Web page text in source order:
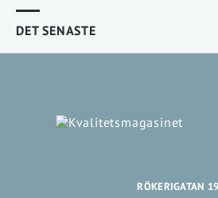
DET SENASTE
RÖKERIGATAN 19